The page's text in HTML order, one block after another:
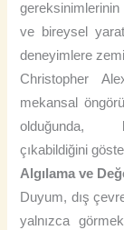
gereksinimlerinin
ve bireysel
deneyimlere
Christopher
mekansal
olduğunda,
çıkabildiğini
Algılama ve
Duyum, dış
yalnızca